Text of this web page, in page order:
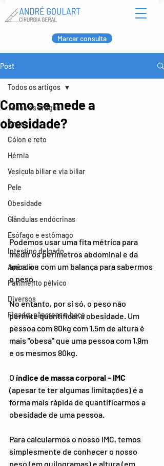
Marcar consulta
Post
Todos os artigos
Ânus
Cólon e reto
Hérnia
Vesicula biliar e via biliar
Pele
Obesidade
Glândulas endócrinas
Esófago e estômago
Intestino delgado
Apêndice
Pavimento pélvico
Diversos
Figado, pâncreas e baço
Todos os artigos
Como se mede a
obesidade?
Podemos usar uma fita métrica para
medir os perímetros abdominal e da
anca, ou com um balança para sabermos
o peso.
No entanto, por si só, o peso não
permite quantificar a obesidade. Um
pessoa com 80kg com 1,5m de altura é
mais "obesa" que uma pessoa com 1,9m
e os mesmos 80kg.
O índice de massa corporal - IMC
(apesar te ter algumas limitações) é a
forma mais rápida de quantificarmos a
obesidade de uma pessoa.
Para calcularmos o nosso IMC, temos
simplesmente de conhecer o nosso
peso (em quilogramas) e altura (em